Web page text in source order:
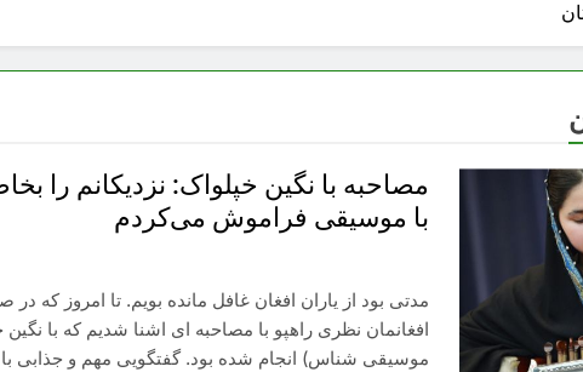
مصاحبه با نگین خپلواک: نزدیکانم را
با موسیقی فراموش می‌کردم
مدتی بود از یاران افغان غافل مانده بویم. تا امروز
افغانمان نظری راهپو با مصاحبه ای اشنا شدیم که با نگین
موسیقی شناس) انجام شده بود. گفتگویی مهم و جذابی با